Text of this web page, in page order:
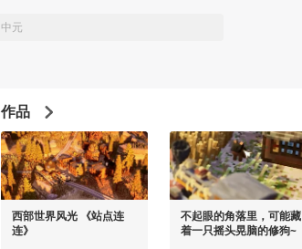
作品
西部世界风光 《站点连
连》
不起眼的角落里，可能藏
着一只摇头晃脑的修狗~